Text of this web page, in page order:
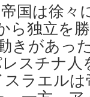
国は徐々
ら独立を
きがあっ
スチナ
スラエル